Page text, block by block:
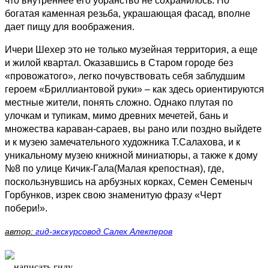
богатая каменная резьба, украшающая фасад, вполне
дает пищу для воображения.
Ичери Шехер это не только музейная территория, а еще
и жилой квартал. Оказавшись в Старом городе без
«провожатого», легко почувствовать себя заблудшим
героем «Бриллиантовой руки» – как здесь ориентируются
местные жители, понять сложно. Однако плутая по
улочкам и тупикам, мимо древних мечетей, бань и
множества караван-сараев, вы рано или поздно выйдете
и к музею замечательного художника Т.Салахова, и к
уникальному музею книжной миниатюры, а также к дому
№8 по улице Кичик-Гала(Малая крепостная), где,
поскользнувшись на арбузных корках, Семен Семеныч
Горбунков, изрек свою знаменитую фразу «Черт
побери!».
автор: гид-экскурсовод Салех Алекперов